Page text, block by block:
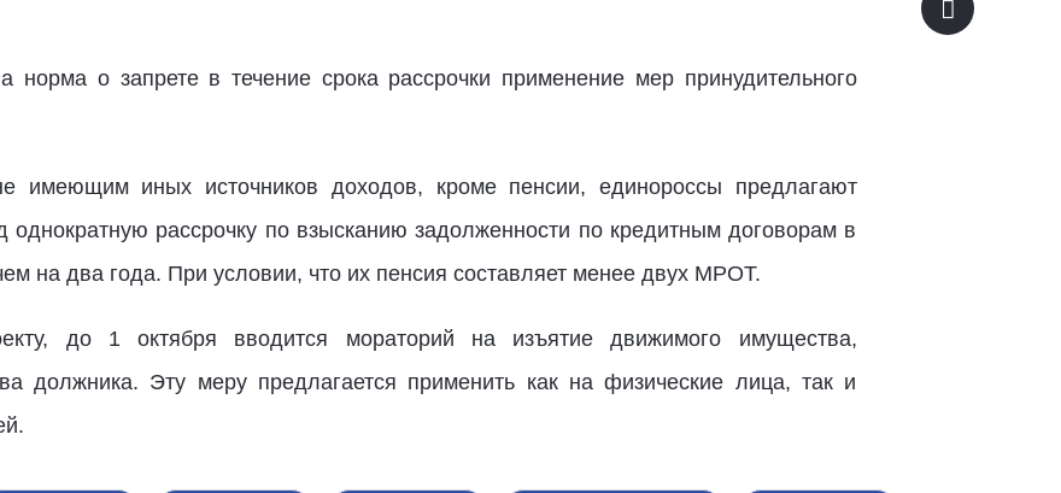
норма о запрете в течение срока рассрочки применение мер принудительного
имеющим иных источников доходов, кроме пенсии, единороссы предлагают
однократную рассрочку по взысканию задолженности по кредитным договорам в
на два года. При условии, что их пенсия составляет менее двух МРОТ.
до 1 октября вводится мораторий на изъятие движимого имущества,
должника. Эту меру предлагается применить как на физические лица, так и